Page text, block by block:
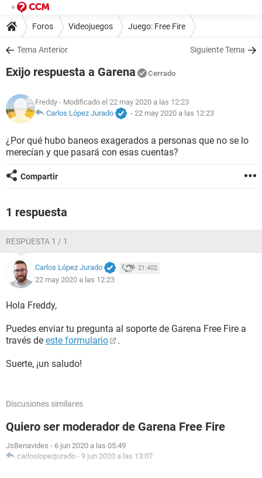
Foros Videojuegos Juego: Free Fire
Tema Anterior Siguiente Tema
Exijo respuesta a Garena Cerrado
Freddy - Modificado el 22 may 2020 a las 12:23
Carlos López Jurado
- 22 may 2020 a las 12:23
¿Por qué hubo baneos exagerados a personas que no se lo
merecían y que pasará con esas cuentas?
Compartir
1 respuesta
RESPUESTA 1 / 1
Carlos López Jurado 21.402
22 may 2020 a las 12:23
Hola Freddy,
Puedes enviar tu pregunta al soporte de Garena Free Fire a
través de este formulario .
Suerte, ¡un saludo!
Discusiones similares
Quiero ser moderador de Garena Free Fire
JsBenavides - 6 jun 2020 a las 05:49
carloslopezjurado - 9 jun 2020 a las 13:07